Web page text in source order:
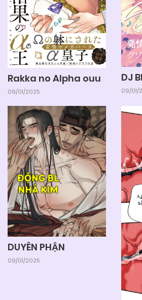
Rakka no Alpha ouu
09/01/2025
DJ
09/01/
DUYÊN PHẬN
09/01/2025